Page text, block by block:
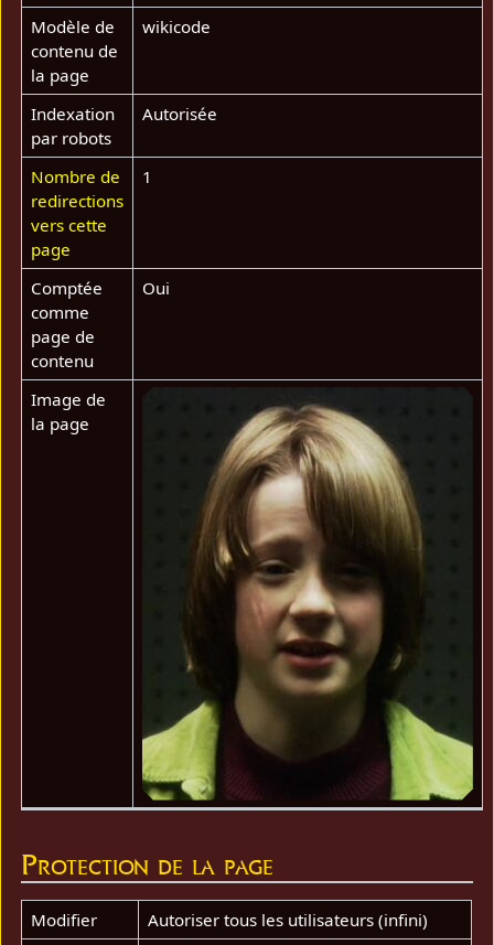
Modèle de
contenu de
la page
wikicode
Indexation
par robots
Autorisée
Nombre de
redirections
vers cette
page
1
Comptée
comme
page de
contenu
Oui
Image de
la page
Protection de la page
Modifier
Autoriser tous les utilisateurs (infini)